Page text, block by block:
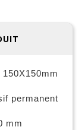
permanent
mm